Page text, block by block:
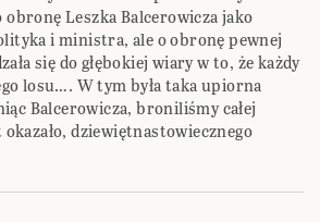
obronę Leszka Balcerowicza jako
i ministra, ale o obronę pewnej
się do głębokiej wiary w to, że każdy
losu…. W tym była taka upiorna
Balcerowicza, broniliśmy całej
dziewiętnastowiecznego